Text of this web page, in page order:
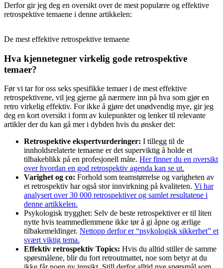
Derfor gir jeg deg en oversikt over de mest populære og effektive
retrospektive temaene i denne artikkelen:
De mest effektive retrospektive temaene
Hva kjennetegner virkelig gode retrospektive
temaer?
Før vi tar for oss seks spesifikke temaer i de mest effektive
retrospektivene, vil jeg gjerne gå nærmere inn på hva som gjør en
retro virkelig effektiv. For ikke å gjøre det unødvendig mye, gir jeg
deg en kort oversikt i form av kulepunkter og lenker til relevante
artikler der du kan gå mer i dybden hvis du ønsker det:
Retrospektive ekspertvurderinger: I tillegg til de
innholdsrelaterte temaene er det superviktig å holde et
tilbakeblikk på en profesjonell måte. Her finner du en oversikt
over hvordan en god retrospektiv agenda kan se ut.
Varighet og co: Forhold som teamstørrelse og varigheten av
et retrospektiv har også stor innvirkning på kvaliteten. Vi har
analysert over 30 000 retrospektiver og samlet resultatene i
denne artikkelen.
Psykologisk trygghet: Selv de beste retrospektiver er til liten
nytte hvis teammedlemmene ikke tør å gi åpne og ærlige
tilbakemeldinger. Nettopp derfor er “psykologisk sikkerhet” et
svært viktig tema.
Effektiv retrospektiv Topics: Hvis du alltid stiller de samme
spørsmålene, blir du fort retroutmattet, noe som betyr at du